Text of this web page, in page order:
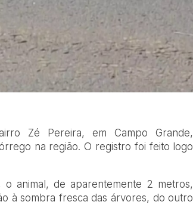
Zé Pereira, em Campo Grande,
na região. O registro foi feito logo
o animal, de aparentemente 2 metros,
à sombra fresca das árvores, do outro